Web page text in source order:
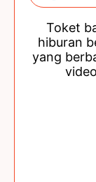
Toket
hiburan
yang